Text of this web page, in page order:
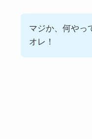
マジか、何やっ
オレ！